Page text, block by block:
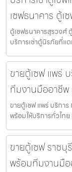
เซฟธนาคาร ตู้เ
ตู้เซฟธนาคารสุรวงศ์
บริการเช่าตู้นิรภัยที่แ
ขายตู้เซฟ แพร่
ทีมงานมืออาชีพ
ขายตู้เซฟ แพร่ บริกา
พร้อมให้บริการทั่วไท
ขายตู้เซฟ ราช
พร้อมทีมงานมื